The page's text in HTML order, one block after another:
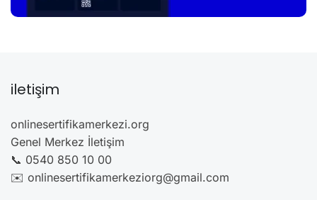
iletişim
onlinesertifikamerkezi.org
Genel Merkez İletişim
📞 0540 850 10 00
✉️ onlinesertifikamerkeziorg@gmail.com